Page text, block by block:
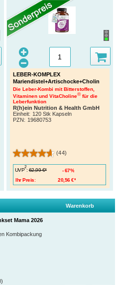
LEBER-KOMPLEX
Mariendistel+Artischocke+Cholin
Die Leber-Kombi mit Bitterstoffen,
Vitaminen und VitaCholine®für die
Leberfunktion
R(h)ein Nutrition & Health GmbH
Einheit: 120 Stk Kapseln
PZN: 19680753
(44)
UVP
2
: 62,99 €*
Ihr Preis:
20,56 €*
67%
Warenkorb
Mama 2026
Kombipackung